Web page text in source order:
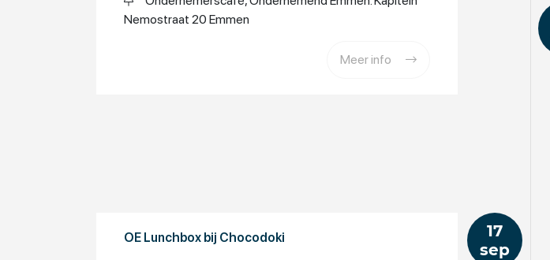
Nemostraat 20 Emmen
Meer info
17
sep
OE Lunchbox bij Chocodoki